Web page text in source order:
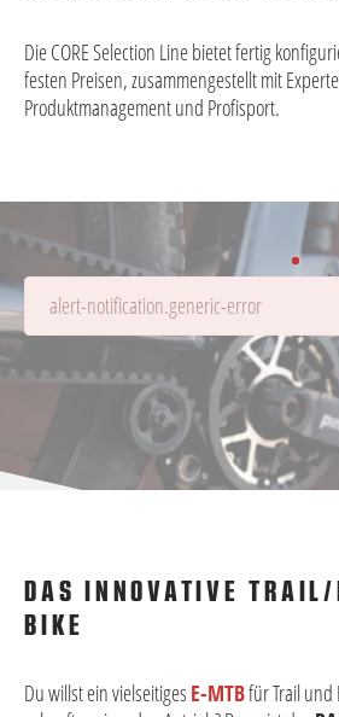
Die CORE Selection Line bietet fertig
festen Preisen, zusammengestellt mit
Produktmanagement und Profisport.
alert-notification.generic-error
Details werden geladen...
DAS INNOVATIVE TRAIL/
BIKE
Du willst ein vielseitiges E-MTBfür Trail